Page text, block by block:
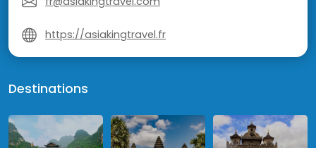
https://asiakingtravel.fr
Destinations